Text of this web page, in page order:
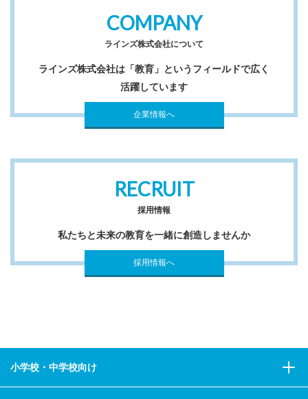
COMPANY
ラインズ株式会社について
ラインズ株式会社は「教育」というフィールドで広く
活躍しています
企業情報へ
RECRUIT
採用情報
私たちと未来の教育を一緒に創造しませんか
採用情報へ
小学校・中学校向け